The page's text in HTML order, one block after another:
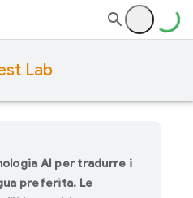
Lab
AI per tradurre i
preferita. Le